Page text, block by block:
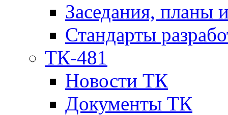
Заседания, планы
Стандарты
ТК-481
Новости ТК
Документы ТК